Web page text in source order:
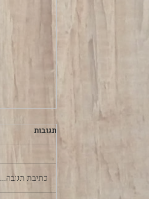
תגובות
כתיבת תגובה...